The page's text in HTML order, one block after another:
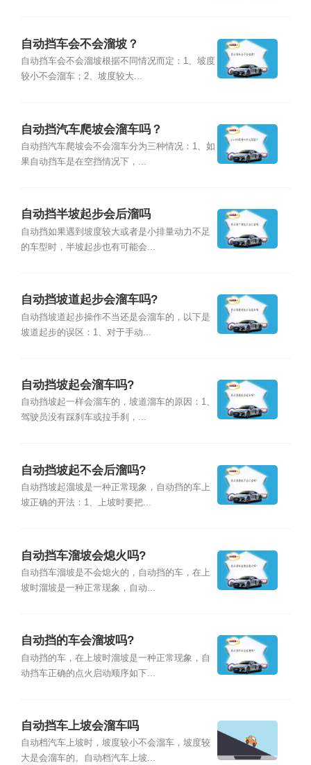
自动挡车会不会溜坡？
自动挡车会不会溜坡根据不同情况而定：1、坡度
较小不会溜车；2、坡度较大...
自动挡汽车爬坡会溜车吗？
自动挡汽车爬坡会不会溜车分为三种情况：1、如
果自动挡车是在空挡情况下，...
自动挡半坡起步会后溜吗
自动挡如果遇到坡度较大或者是小排量动力不足
的车型时，半坡起步也有可能会...
自动挡坡道起步会溜车吗?
自动挡坡道起步操作不当还是会溜车的，以下是
坡道起步的误区：1、对于手动...
自动挡坡起会溜车吗?
自动挡坡起一样会溜车的，坡道溜车的原因：1、
驾驶员没有踩刹车或拉手刹，...
自动挡坡起不会后溜吗?
自动挡坡起溜坡是一种正常现象，自动挡的车上
坡正确的开法：1、上坡时要把...
自动挡车溜坡会熄火吗?
自动挡车溜坡是不会熄火的，自动挡的车，在上
坡时溜坡是一种正常现象，自动...
自动挡的车会溜坡吗?
自动挡的车，在上坡时溜坡是一种正常现象，自
动挡车正确的点火启动顺序如下...
自动挡车上坡会溜车吗
自动档汽车上坡时，坡度较小不会溜车，坡度较
大是会溜车的。自动档汽车上坡...